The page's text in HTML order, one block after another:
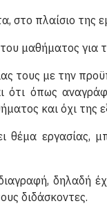
πλαίσιο της
μαθήματος για
τους με την
ότι όπως
και όχι της
θέμα
διδάσκοντες.